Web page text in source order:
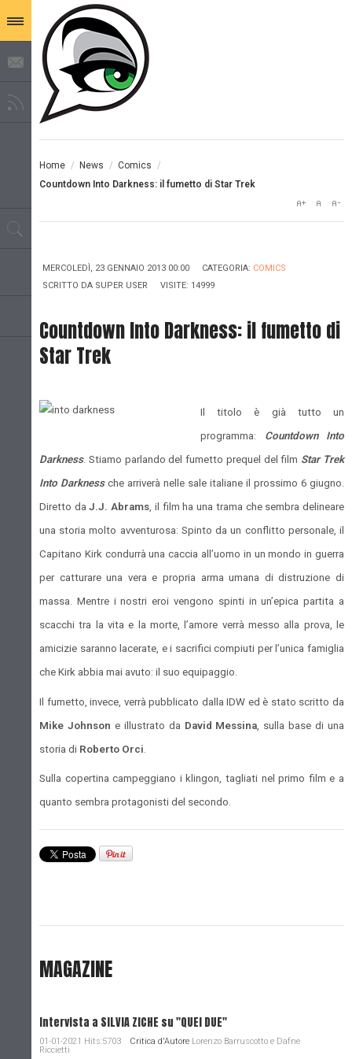
Home / News / Comics /
Countdown Into Darkness: il fumetto di Star Trek
MERCOLEDÌ, 23 GENNAIO 2013 00:00 CATEGORIA: COMICS
SCRITTO DA SUPER USER VISITE: 14999
Countdown Into Darkness: il fumetto di
Star Trek
Il titolo è già tutto un
programma: Countdown Into
Darkness. Stiamo parlando del fumetto prequel del film Star Trek
Into Darkness che arriverà nelle sale italiane il prossimo 6 giugno.
Diretto daJ.J. Abrams, il film ha una trama che sembra delineare
una storia molto avventurosa: Spinto da un conflitto personale, il
Capitano Kirk condurrà una caccia all’uomo in un mondo in guerra
per catturare una vera e propria arma umana di distruzione di
massa. Mentre i nostri eroi vengono spinti in un’epica partita a
scacchi tra la vita e la morte, l’amore verrà messo alla prova, le
amicizie saranno lacerate, e i sacrifici compiuti per l’unica famiglia
che Kirk abbia mai avuto: il suo equipaggio.
Il fumetto, invece, verrà pubblicato dalla IDW ed è stato scritto da
Mike Johnson e illustrato da David Messina , sulla base di una
storia di Roberto Orci
Sulla copertina campeggiano i klingon, tagliati nel primo film e a
quanto sembra protagonisti del secondo.
MAGAZINE
Intervista a SILVIA ZICHE su "QUEI DUE"
01-01-2021 Hits:5703 Critica d'Autore Lorenzo Barruscotto e Dafne
Riccietti